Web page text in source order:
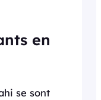
en
se sont